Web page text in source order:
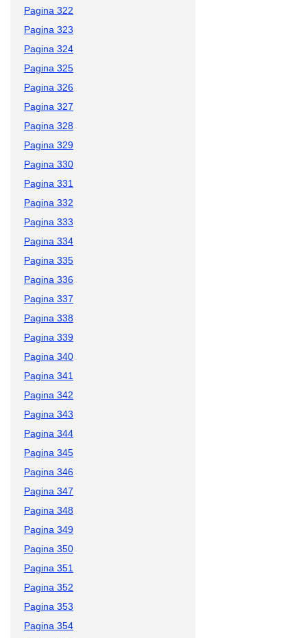
Pagina 322
Pagina 323
Pagina 324
Pagina 325
Pagina 326
Pagina 327
Pagina 328
Pagina 329
Pagina 330
Pagina 331
Pagina 332
Pagina 333
Pagina 334
Pagina 335
Pagina 336
Pagina 337
Pagina 338
Pagina 339
Pagina 340
Pagina 341
Pagina 342
Pagina 343
Pagina 344
Pagina 345
Pagina 346
Pagina 347
Pagina 348
Pagina 349
Pagina 350
Pagina 351
Pagina 352
Pagina 353
Pagina 354